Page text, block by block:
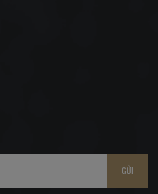
GỬI